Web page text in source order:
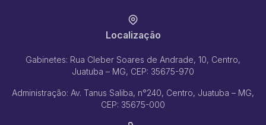
Localização
Gabinetes: Rua Cleber Soares de Andrade, 10, Centro,
Juatuba – MG, CEP: 35675-970
Administração: Av. Tanus Saliba, n°240, Centro, Juatuba – MG,
CEP: 35675-000